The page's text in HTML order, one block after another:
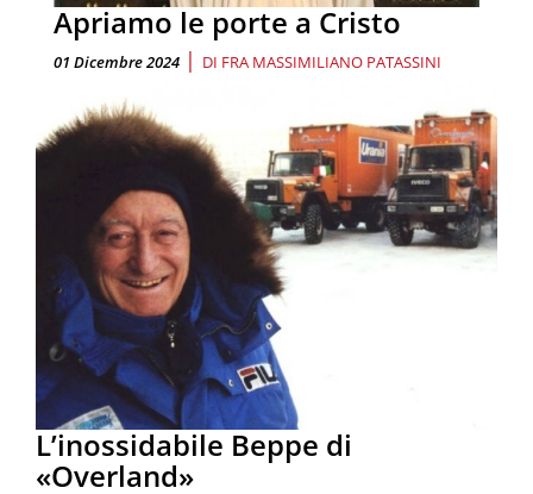
Apriamo le porte a Cristo
01 Dicembre 2024 | DI FRA MASSIMILIANO PATASSINI
L’inossidabile Beppe di
«Overland»